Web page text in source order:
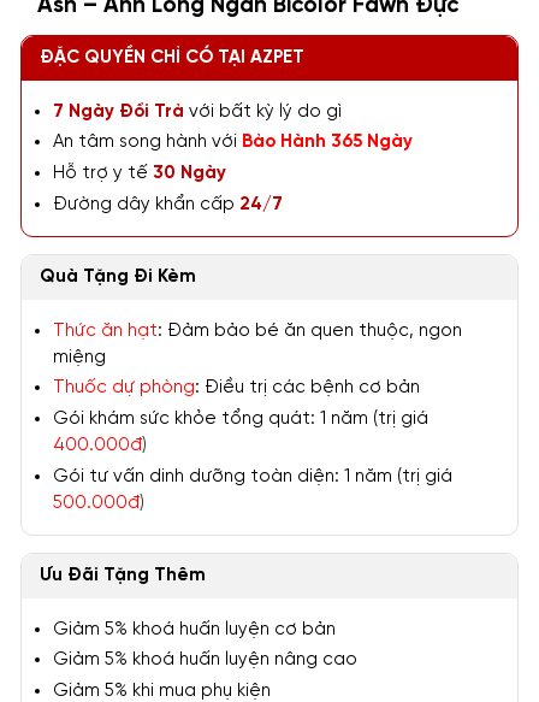
Ash – Anh Lông Ngắn Bicolor Fawn Đực
ĐẶC QUYỀN CHỈ CÓ TẠI AZPET
7 Ngày Đổi Trả với bất kỳ lý do gì
An tâm song hành với Bảo Hành 365 Ngày
Hỗ trợ y tế 30 Ngày
Đường dây khẩn cấp 24/7
Quà Tặng Đi Kèm
Thức ăn hạt: Đảm bảo bé ăn quen thuộc, ngon
miệng
Thuốc dự phòng: Điều trị các bệnh cơ bản
Gói khám sức khỏe tổng quát: 1 năm (trị giá
400.000đ)
Gói tư vấn dinh dưỡng toàn diện: 1 năm (trị giá
500.000đ)
Ưu Đãi Tặng Thêm
Giảm 5% khoá huấn luyện cơ bản
Giảm 5% khoá huấn luyện nâng cao
Giảm 5% khi mua phụ kiện